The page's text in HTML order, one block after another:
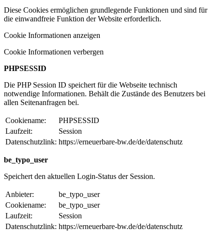
Diese Cookies ermöglichen grundlegende Funktionen und sind für
die einwandfreie Funktion der Website erforderlich.
Cookie Informationen anzeigen
Cookie Informationen verbergen
PHPSESSID
Die PHP Session ID speichert für die Webseite technisch
notwendige Informationen. Behält die Zustände des Benutzers bei
allen Seitenanfragen bei.
Cookiename:
PHPSESSID
Laufzeit:
Session
Datenschutzlink: https://erneuerbare-bw.de/de/datenschutz
be_typo_user
Speichert den aktuellen Login-Status der Session.
Anbieter:
be_typo_user
Cookiename:
be_typo_user
Laufzeit:
Session
Datenschutzlink: https://erneuerbare-bw.de/de/datenschutz